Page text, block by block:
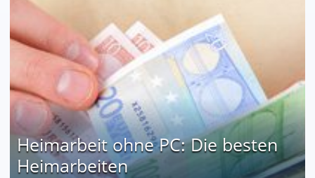
Heimarbeit ohne PC: Die besten
Heimarbeiten